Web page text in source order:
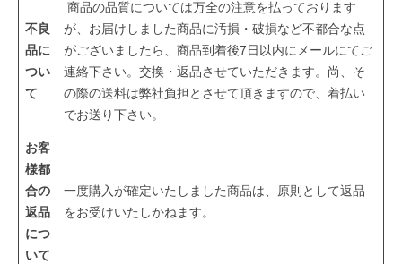
不良
品に
つい
て
商品の品質については万全の注意を払っております
が、お届けしました商品に汚損・破損など不都合な点
がございましたら、商品到着後7日以内にメールにてご
連絡下さい。交換・返品させていただきます。尚、そ
の際の送料は弊社負担とさせて頂きますので、着払い
でお送り下さい。
お客
様都
合の
返品
につ
いて
一度購入が確定いたしました商品は、原則として返品
をお受けいたしかねます。